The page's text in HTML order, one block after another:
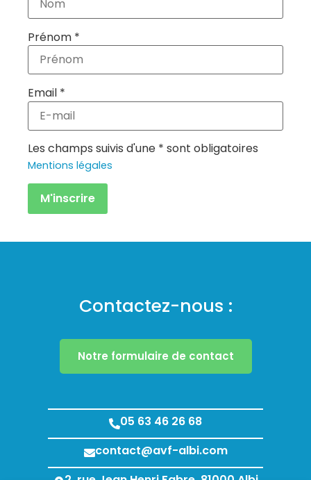
Prénom *
Email *
Les champs suivis d'une * sont obligatoires
Mentions légales
Contactez-nous :
Notre formulaire de contact
05 63 46 26 68
contact@avf-albi.com